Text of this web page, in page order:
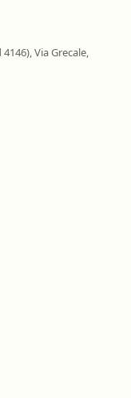
4146), Via Grecale,